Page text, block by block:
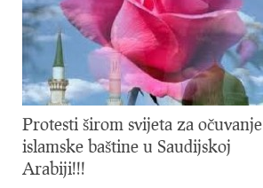
Protesti širom svijeta za očuvanje
islamske baštine u Saudijskoj
Arabiji!!!